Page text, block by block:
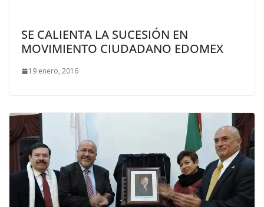
SE CALIENTA LA SUCESIÓN EN
MOVIMIENTO CIUDADANO EDOMEX
19 enero, 2016